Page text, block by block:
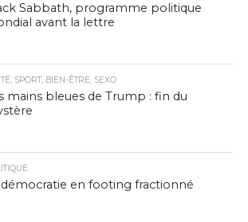
Sabbath, programme politique
avant la lettre
SPORT, BIEN-ÊTRE, SEXO
mains bleues de Trump : fin du
démocratie en footing fractionné